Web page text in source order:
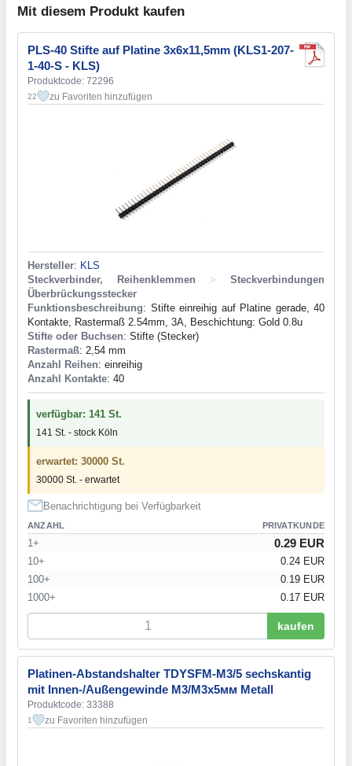
Mit diesem Produkt kaufen
PLS-40 Stifte auf Platine 3x6x11,5mm (KLS1-207-
1-40-S - KLS)
Produktcode: 72296
22 zu Favoriten hinzufügen
Hersteller: KLS
Steckverbinder, Reihenklemmen
>
Steckverbindungen
Überbrückungsstecker
Funktionsbeschreibung: Stifte einreihig auf Platine gerade, 40
Kontakte, Rastermaß 2.54mm, 3A, Beschichtung: Gold 0.8u
Stifte oder Buchsen: Stifte (Stecker)
Rastermaß: 2,54 mm
Anzahl Reihen: einreihig
Anzahl Kontakte: 40
verfügbar: 141 St.
141 St. - stock Köln
erwartet: 30000 St.
30000 St. - erwartet
Benachrichtigung bei Verfügbarkeit
ANZAHL PRIVATKUNDE
1+ 0.29 EUR
10+
0.24 EUR
100+
0.19 EUR
1000+
0.17 EUR
kaufen
Platinen-Abstandshalter TDYSFM-M3/5 sechskantig
mit Innen-/Außengewinde М3/М3х5мм Metall
Produktcode: 33388
1 zu Favoriten hinzufügen